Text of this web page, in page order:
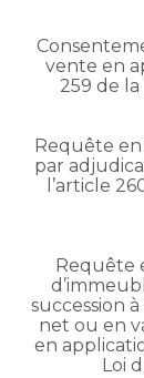
vente en
259 de la
Requête
par
l’article
Requête
succession
net ou en
en
Loi